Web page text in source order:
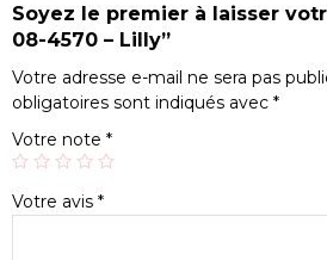
Soyez le premier à laisser
08-4570 – Lilly”
Votre adresse e-mail ne sera pas
obligatoires sont indiqués avec *
Votre note *
Votre avis *